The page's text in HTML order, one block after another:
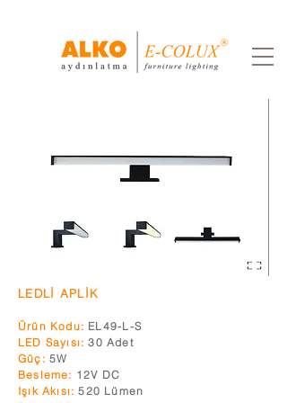
LEDLİ APLİK
Ürün Kodu: EL49-L-S
LED Sayısı: 30 Adet
Güç: 5W
Besleme: 12V DC
Işık Akısı: 520 Lümen